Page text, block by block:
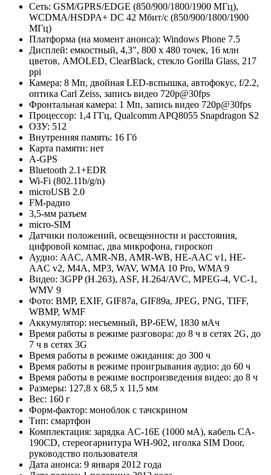
Сеть: GSM/GPRS/EDGE (850/900/1800/1900 МГц),
WCDMA/HSDPA+ DC 42 Мбит/с (850/900/1800/1900
МГц)
Платформа (на момент анонса): Windows Phone 7.5
Дисплей: емкостный, 4,3", 800 х 480 точек, 16 млн
цветов, AMOLED, ClearBlack, стекло Gorilla Glass, 217
ppi
Камера: 8 Мп, двойная LED-вспышка, автофокус, f/2.2,
оптика Carl Zeiss, запись видео 720p@30fps
Фронтальная камера: 1 Мп, запись видео 720p@30fps
Процессор: 1,4 ГГц, Qualcomm APQ8055 Snapdragon S2
ОЗУ: 512
Внутренняя память: 16 Гб
Карта памяти: нет
A-GPS
Bluetooth 2.1+EDR
Wi-Fi (802.11b/g/n)
microUSB 2.0
FM-радио
3,5-мм разъем
micro-SIM
Датчики положений, освещенности и расстояния,
цифровой компас, два микрофона, гироскоп
Аудио: AAC, AMR-NB, AMR-WB, HE-AAC v1, HE-
AAC v2, M4A, MP3, WAV, WMA 10 Pro, WMA 9
Видео: 3GPP (H.263), ASF, H.264/AVC, MPEG-4, VC-1,
WMV 9
Фото: BMP, EXIF, GIF87a, GIF89a, JPEG, PNG, TIFF,
WBMP, WMF
Аккумулятор: несъемный, BP-6EW, 1830 мАч
Время работы в режиме разговора: до 8 ч в сетях 2G, до
7 ч в сетях 3G
Время работы в режиме ожидания: до 300 ч
Время работы в режиме проигрывания аудио: до 60 ч
Время работы в режиме воспроизведения видео: до 8 ч
Размеры: 127,8 x 68,5 x 11,5 мм
Вес: 160 г
Форм-фактор: моноблок с тачскрином
Тип: смартфон
Комплектация: зарядка AC-16E (1000 мА), кабель CA-
190CD, стереогарнитура WH-902, иголка SIM Door,
руководство пользователя
Дата анонса: 9 января 2012 года